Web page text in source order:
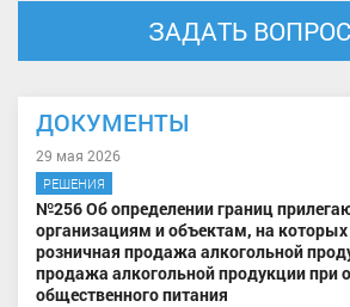
ЗАДАТЬ ВОПРОС
ДОКУМЕНТЫ
29 мая 2026
РЕШЕНИЯ
№256 Об определении границ
организациям и объектам, на которых
розничная продажа алкогольной
продажа алкогольной продукции при
общественного питания